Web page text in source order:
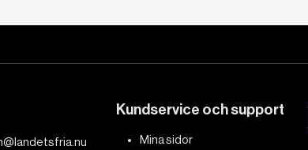
Kundservice och support
Mina sidor